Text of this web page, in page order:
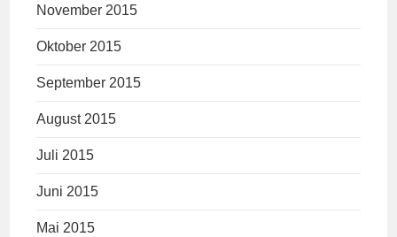
November 2015
Oktober 2015
September 2015
August 2015
Juli 2015
Juni 2015
Mai 2015